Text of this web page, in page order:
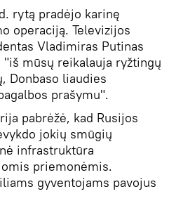
rytą pradėjo karinę
operaciją. Televizijos
Vladimiras Putinas
mūsų reikalauja ryžtingų
Donbaso liaudies
prašymu".
pabrėžė, kad Rusijos
jokių smūgių
infrastruktūra
priemonėmis.
gyventojams pavojus